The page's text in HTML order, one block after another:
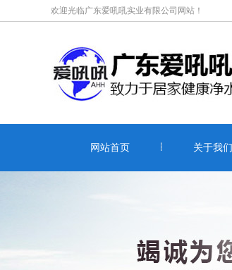
欢迎光临广东爱吼吼实业有限公司网站！
网站首页 关于我们